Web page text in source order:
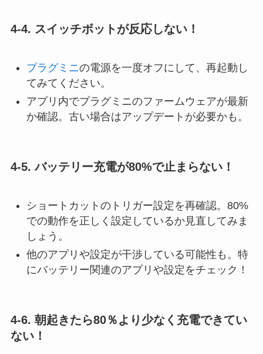
4‐4. スイッチボットが反応しない！
プラグミニの電源を一度オフにして、再起動し
てみてください。
アプリ内でプラグミニのファームウェアが最新
か確認。古い場合はアップデートが必要かも。
4‐5. バッテリー充電が80%で止まらない！
ショートカットのトリガー設定を再確認。80%
での動作を正しく設定しているか見直してみま
しょう。
他のアプリや設定が干渉している可能性も。特
にバッテリー関連のアプリや設定をチェック！
4-6. 朝起きたら80％より少なく充電できてい
ない！